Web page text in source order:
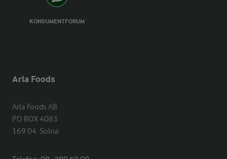
KONSUMENTFORUM
Arla Foods
Arla Foods AB
PO BOX 4083
169 04  Solna